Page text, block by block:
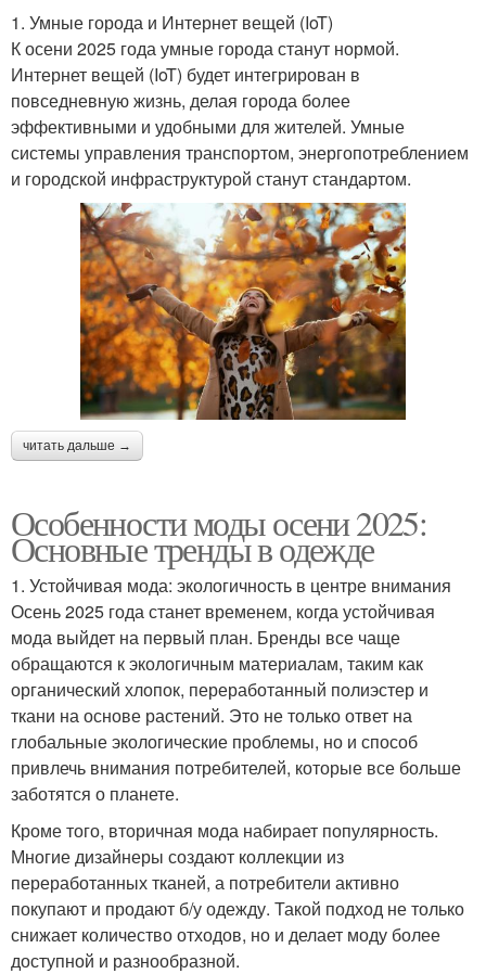
1. Умные города и Интернет вещей (IoT)
К осени 2025 года умные города станут нормой.
Интернет вещей (IoT) будет интегрирован в
повседневную жизнь, делая города более
эффективными и удобными для жителей. Умные
системы управления транспортом, энергопотреблением
и городской инфраструктурой станут стандартом.
читать дальше →
Особенности моды осени 2025:
Основные тренды в одежде
1. Устойчивая мода: экологичность в центре внимания
Осень 2025 года станет временем, когда устойчивая
мода выйдет на первый план. Бренды все чаще
обращаются к экологичным материалам, таким как
органический хлопок, переработанный полиэстер и
ткани на основе растений. Это не только ответ на
глобальные экологические проблемы, но и способ
привлечь внимания потребителей, которые все больше
заботятся о планете.
Кроме того, вторичная мода набирает популярность.
Многие дизайнеры создают коллекции из
переработанных тканей, а потребители активно
покупают и продают б/у одежду. Такой подход не только
снижает количество отходов, но и делает моду более
доступной и разнообразной.